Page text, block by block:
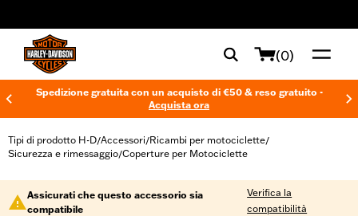
(0)
Spedizione gratuita con un acquisto di €50 & reso gratuito -
Acquista ora
Tipi di prodotto H-D/Accessori/Ricambi per motociclette/
Sicurezza e rimessaggio/Coperture per Motociclette
Assicurati che questo accessorio sia
compatibile
Verifica la
compatibilità